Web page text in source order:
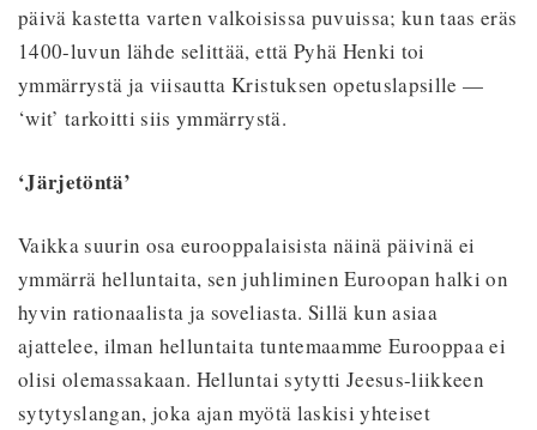
päivä kastetta varten valkoisissa puvuissa; kun taas eräs
1400-luvun lähde selittää, että Pyhä Henki toi
ymmärrystä ja viisautta Kristuksen opetuslapsille —
‘wit’ tarkoitti siis ymmärrystä.
‘Järjetöntä’
Vaikka suurin osa eurooppalaisista näinä päivinä ei
ymmärrä helluntaita, sen juhliminen Euroopan halki on
hyvin rationaalista ja soveliasta. Sillä kun asiaa
ajattelee, ilman helluntaita tuntemaamme Eurooppaa ei
olisi olemassakaan. Helluntai sytytti Jeesus-liikkeen
sytytyslangan, joka ajan myötä laskisi yhteiset